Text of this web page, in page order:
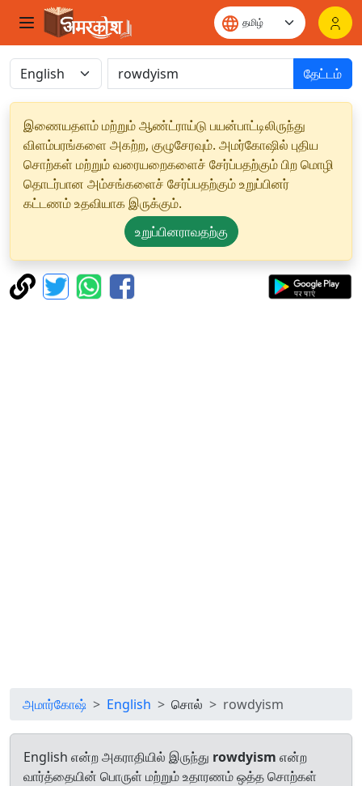
தேட்டம்
இணையதளம் மற்றும் ஆண்ட்ராய்டு பயன்பாட்டிலிருந்து
விளம்பரங்களை அகற்ற, குழுசேரவும். அமர்கோஷில் புதிய
சொற்கள் மற்றும் வரையறைகளைச் சேர்ப்பதற்கும் பிற மொழி
தொடர்பான அம்சங்களைச் சேர்ப்பதற்கும் உறுப்பினர்
கட்டணம் உதவியாக இருக்கும்.
உறுப்பினராவதற்கு
அமார்கோஷ் English சொல் rowdyism
English என்ற அகராதியில் இருந்து rowdyism என்ற
வார்த்தையின் பொருள் மற்றும் உதாரணம் ஒத்த சொற்கள்